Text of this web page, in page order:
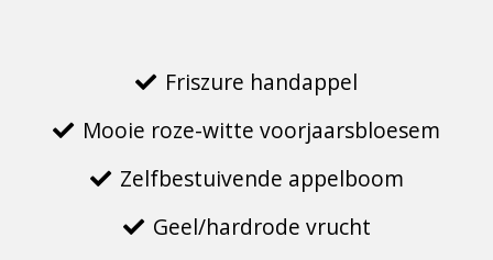
Friszure handappel
Mooie roze-witte voorjaarsbloesem
Zelfbestuivende appelboom
Geel/hardrode vrucht